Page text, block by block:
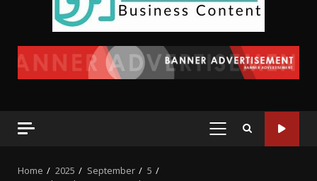
Home 2025 September
5